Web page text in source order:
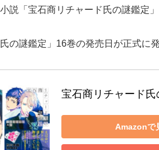
説「宝石商リチャード氏の謎鑑定
の謎鑑定」16巻の発売日が正式に
宝石商リチャード氏
Amazonで